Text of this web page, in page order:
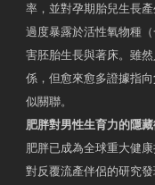
率，並對孕期胎兒生長
過度暴露於活性氧物種
害胚胎生長與著床。雖
係，但愈來愈多證據指
似關聯。
肥胖對男性生育力的隱
肥胖已成為全球重大健
對反覆流產伴侶的研究